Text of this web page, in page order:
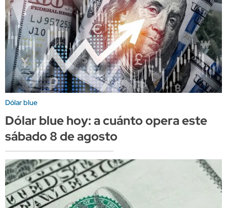
Dólar blue
Dólar blue hoy: a cuánto opera este
sábado 8 de agosto